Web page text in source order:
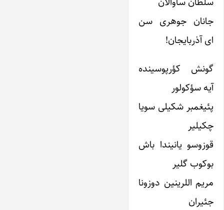
جانان جوهری سن
ای آذربایجان!
گونش کؤرپوسینده
آیه سؤکولور
پئیغمبر شکیلی سویا
چکیلیر
قوزوسو یانیندا باش
بوکوب گلیر
مریم اللرینین دوزونا
جئیران